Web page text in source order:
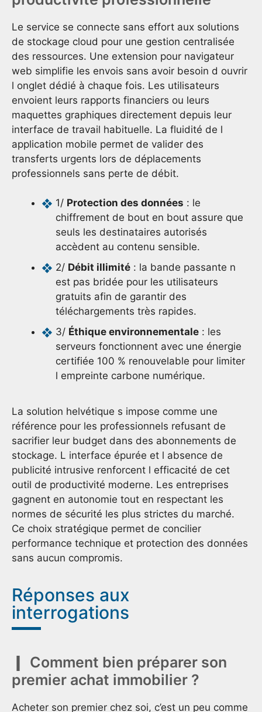
Le service se connecte sans effort aux solutions
de stockage cloud pour une gestion centralisée
des ressources. Une extension pour navigateur
web simplifie les envois sans avoir besoin d ouvrir
l onglet dédié à chaque fois. Les utilisateurs
envoient leurs rapports financiers ou leurs
maquettes graphiques directement depuis leur
interface de travail habituelle. La fluidité de l
application mobile permet de valider des
transferts urgents lors de déplacements
professionnels sans perte de débit.
1/ Protection des données : le
chiffrement de bout en bout assure que
seuls les destinataires autorisés
accèdent au contenu sensible.
2/ Débit illimité : la bande passante n
est pas bridée pour les utilisateurs
gratuits afin de garantir des
téléchargements très rapides.
3/ Éthique environnementale : les
serveurs fonctionnent avec une énergie
certifiée 100 % renouvelable pour limiter
l empreinte carbone numérique.
La solution helvétique s impose comme une
référence pour les professionnels refusant de
sacrifier leur budget dans des abonnements de
stockage. L interface épurée et l absence de
publicité intrusive renforcent l efficacité de cet
outil de productivité moderne. Les entreprises
gagnent en autonomie tout en respectant les
normes de sécurité les plus strictes du marché.
Ce choix stratégique permet de concilier
performance technique et protection des données
sans aucun compromis.
Réponses aux
interrogations
Comment bien préparer son
premier achat immobilier ?
Acheter son premier chez soi, c’est un peu comme